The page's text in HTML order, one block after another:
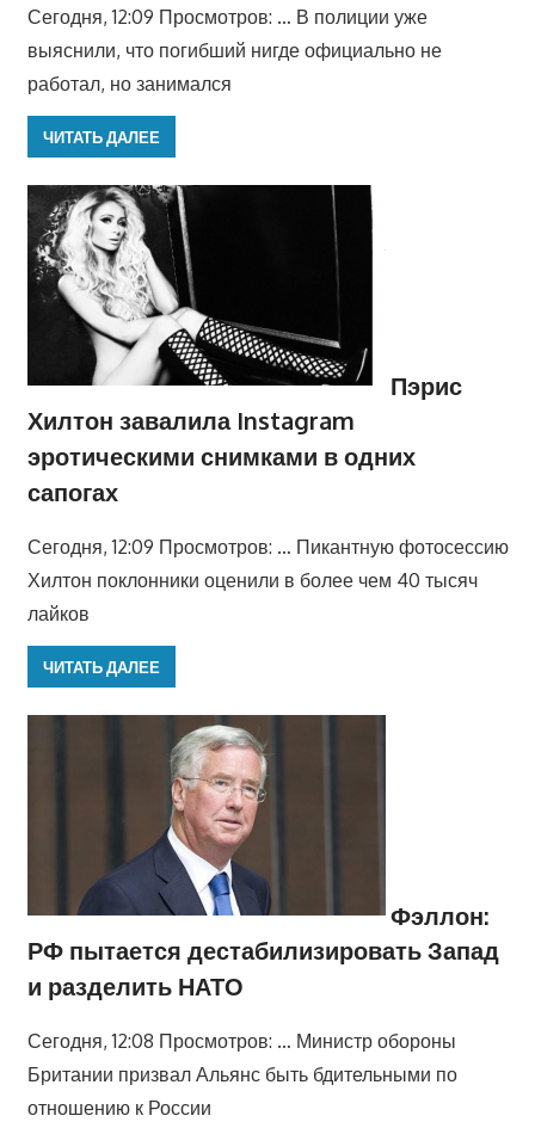
Сегодня, 12:09 Просмотров: … В полиции уже
выяснили, что погибший нигде официально не
работал, но занимался
ЧИТАТЬ ДАЛЕЕ
Пэрис
Хилтон завалила Instagram
эротическими снимками в одних
сапогах
Сегодня, 12:09 Просмотров: … Пикантную фотосессию
Хилтон поклонники оценили в более чем 40 тысяч
лайков
ЧИТАТЬ ДАЛЕЕ
Фэллон:
РФ пытается дестабилизировать Запад
и разделить НАТО
Сегодня, 12:08 Просмотров: … Министр обороны
Британии призвал Альянс быть бдительными по
отношению к России